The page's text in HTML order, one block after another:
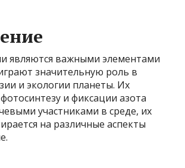
являются важными элементами
значительную роль в
и экологии планеты. Их
и фиксации азота
участниками в среде, их
на различные аспекты